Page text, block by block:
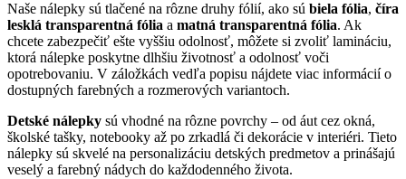
Naše nálepky sú tlačené na rôzne druhy fólií, ako sú biela fólia, číra
lesklá transparentná fólia a matná transparentná fólia. Ak
chcete zabezpečiť ešte vyššiu odolnosť, môžete si zvoliť lamináciu,
ktorá nálepke poskytne dlhšiu životnosť a odolnosť voči
opotrebovaniu. V záložkách vedľa popisu nájdete viac informácií o
dostupných farebných a rozmerových variantoch.
Detské nálepky sú vhodné na rôzne povrchy – od áut cez okná,
školské tašky, notebooky až po zrkadlá či dekorácie v interiéri. Tieto
nálepky sú skvelé na personalizáciu detských predmetov a prinášajú
veselý a farebný nádych do každodenného života.